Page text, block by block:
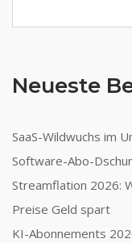
Neueste
SaaS-Wildwuchs im
Software-Abo-
Streamflation 2026:
Preise Geld spart
KI-Abonnements